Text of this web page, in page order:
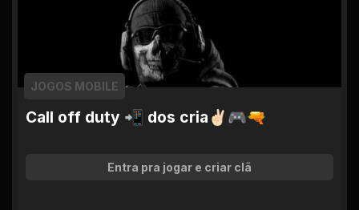
Call off duty 📲 dos cria✌🏻🎮🔫
JOGOS MOBILE
Entra pra jogar e criar clã